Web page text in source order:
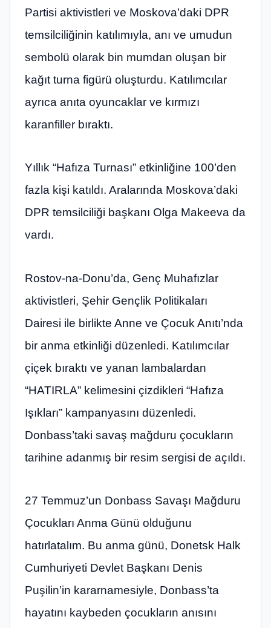
Partisi aktivistleri ve Moskova’daki DPR
temsilciliğinin katılımıyla, anı ve umudun
sembolü olarak bin mumdan oluşan bir
kağıt turna figürü oluşturdu. Katılımcılar
ayrıca anıta oyuncaklar ve kırmızı
karanfiller bıraktı.
Yıllık “Hafıza Turnası” etkinliğine 100’den
fazla kişi katıldı. Aralarında Moskova’daki
DPR temsilciliği başkanı Olga Makeeva da
vardı.
Rostov-na-Donu’da, Genç Muhafızlar
aktivistleri, Şehir Gençlik Politikaları
Dairesi ile birlikte Anne ve Çocuk Anıtı’nda
bir anma etkinliği düzenledi. Katılımcılar
çiçek bıraktı ve yanan lambalardan
“HATIRLA” kelimesini çizdikleri “Hafıza
Işıkları” kampanyasını düzenledi.
Donbass’taki savaş mağduru çocukların
tarihine adanmış bir resim sergisi de açıldı.
27 Temmuz’un Donbass Savaşı Mağduru
Çocukları Anma Günü olduğunu
hatırlatalım. Bu anma günü, Donetsk Halk
Cumhuriyeti Devlet Başkanı Denis
Puşilin’in kararnamesiyle, Donbass’ta
hayatını kaybeden çocukların anısını